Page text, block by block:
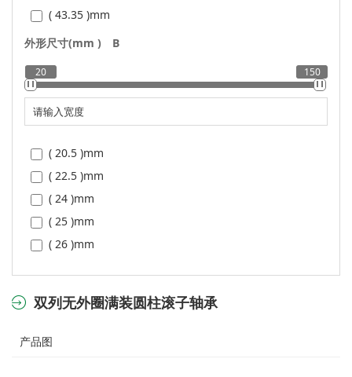
( 46 )mm
( 50 )
( 60 )mm
( 65 )mm
( 70 )mm
( 75 )mm
( 80 )mm
( 85 )mm
( 90 )mm
( 95 )mm
( 130 )mm
( 43.35 )mm
( 44.45 )mm
( 46.6 )mm
( 48.24 )
( 48.25 )mm
( 49.6 )mm
( 49.8 )mm
( 50.2 )mm
( 51.75 )mm
( 52.09 )mm
( 54.69 ) mm
( 55.52 )
外形尺寸(mm ) B
20 150
( 20.5 )mm
( 22.5 )mm
( 24 )mm
( 25 )mm
( 26 )mm
( 28 )mm
( 29 )
双列无外圈满装圆柱滚子轴承
产品图